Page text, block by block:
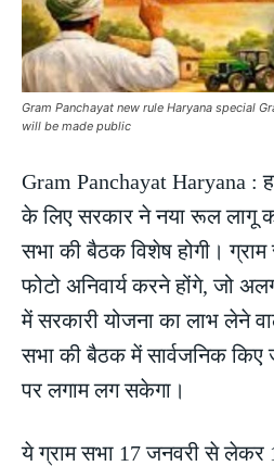
Gram Panchayat new rule Haryana special
will be made public
Gram Panchayat Haryana :
के लिए सरकार ने नया रूल लागू
सभा की बैठक विशेष होगी।
फोटो अनिवार्य करने होंगे, जो
में सरकारी योजना का लाभ लेने
सभा की बैठक में सार्वजनिक किए
पर लगाम लग सकेगा।
ये ग्राम सभा 17 जनवरी से लेकर